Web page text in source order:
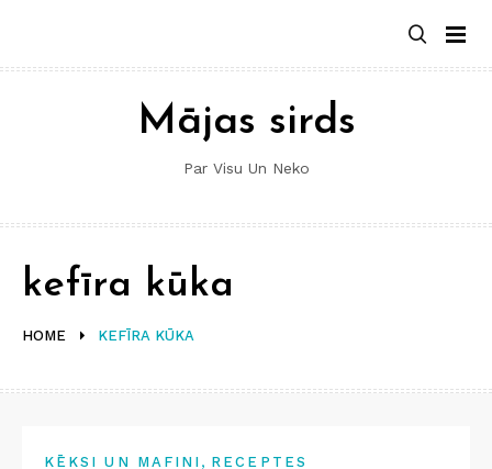
content
Mājas sirds
Par Visu Un Neko
HOME KEFĪRA KŪKA
kefīra kūka
KĒKSI UN MAFINI , RECEPTES